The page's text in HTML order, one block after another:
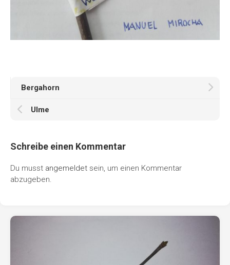
Bergahorn
Ulme
Schreibe einen Kommentar
Du musst angemeldet sein, um einen Kommentar
abzugeben.